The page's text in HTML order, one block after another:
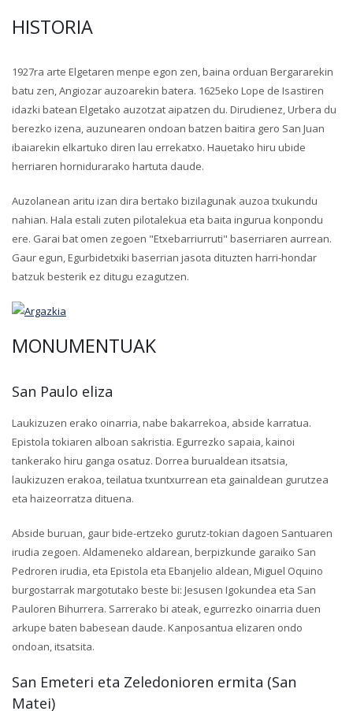
HISTORIA
1927ra arte Elgetaren menpe egon zen, baina orduan Bergararekin
batu zen, Angiozar auzoarekin batera. 1625eko Lope de Isastiren
idazki batean Elgetako auzotzat aipatzen du. Dirudienez, Urbera du
berezko izena, auzunearen ondoan batzen baitira gero San Juan
ibaiarekin elkartuko diren lau errekatxo. Hauetako hiru ubide
herriaren hornidurarako hartuta daude.
Auzolanean aritu izan dira bertako bizilagunak auzoa txukundu
nahian. Hala estali zuten pilotalekua eta baita ingurua konpondu
ere. Garai bat omen zegoen "Etxebarriurruti" baserriaren aurrean.
Gaur egun, Egurbidetxiki baserrian jasota dituzten harri-hondar
batzuk besterik ez ditugu ezagutzen.
MONUMENTUAK
San Paulo eliza
Laukizuzen erako oinarria, nabe bakarrekoa, abside karratua.
Epistola tokiaren alboan sakristia. Egurrezko sapaia, kainoi
tankerako hiru ganga osatuz. Dorrea burualdean itsatsia,
laukizuzen erakoa, teilatua txuntxurrean eta gainaldean gurutzea
eta haizeorratza dituena.
Abside buruan, gaur bide-ertzeko gurutz-tokian dagoen Santuaren
irudia zegoen. Aldameneko aldarean, berpizkunde garaiko San
Pedroren irudia, eta Epistola eta Ebanjelio aldean, Miguel Oquino
burgostarrak margotutako beste bi: Jesusen Igokundea eta San
Pauloren Bihurrera. Sarrerako bi ateak, egurrezko oinarria duen
arkupe baten babesean daude. Kanposantua elizaren ondo
ondoan, itsatsita.
San Emeteri eta Zeledonioren ermita (San
Matei)